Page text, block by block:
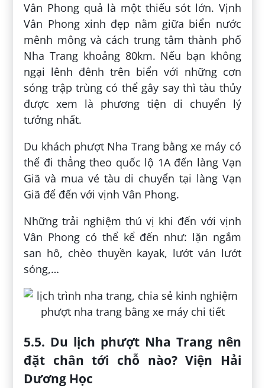
Vân Phong quả là một thiếu sót lớn. Vịnh
Vân Phong xinh đẹp nằm giữa biển nước
mênh mông và cách trung tâm thành phố
Nha Trang khoảng 80km. Nếu bạn không
ngại lênh đênh trên biển với những cơn
sóng trập trùng có thể gây say thì tàu thủy
được xem là phương tiện di chuyển lý
tưởng nhất.
Du khách phượt Nha Trang bằng xe máy có
thể đi thẳng theo quốc lộ 1A đến làng Vạn
Giã và mua vé tàu di chuyển tại làng Vạn
Giã để đến với vịnh Vân Phong.
Những trải nghiệm thú vị khi đến với vịnh
Vân Phong có thể kể đến như: lặn ngắm
san hô, chèo thuyền kayak, lướt ván lướt
sóng,…
5.5. Du lịch phượt Nha Trang nên
đặt chân tới chỗ nào? Viện Hải
Dương Học